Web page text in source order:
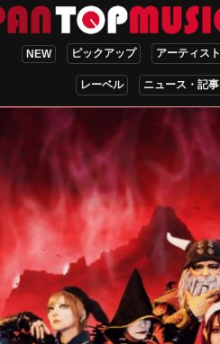
NEW ピックアップ アーティスト
レーベル ニュース・記事